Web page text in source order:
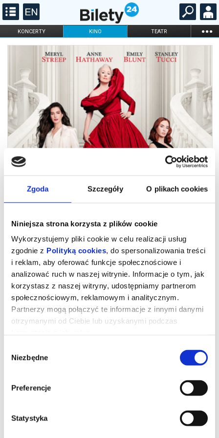
Zgoda Szczegóły O plikach cookies
Niniejsza strona korzysta z plików cookie
Wykorzystujemy pliki cookie w celu realizacji usług
zgodnie z Polityką cookies, do spersonalizowania treści
i reklam, aby oferować funkcje społecznościowe i
analizować ruch w naszej witrynie. Informacje o tym, jak
korzystasz z naszej witryny, udostępniamy partnerom
społecznościowym, reklamowym i analitycznym.
Partnerzy mogą połączyć te informacje z innymi danymi
otrzymanymi od Ciebie lub uzyskanymi podczas
zgody
Niezbędne
Preferencje
Statystyka
KONCERTY KINO TEATR ...
FILHARMONIA OPERA I BALET
DLA DZIECI
ONLINE KARNETY
Diabeł ubiera się u Prady 2
Miranda Priestly walczy ze swoją byłą asystentką Emily - a